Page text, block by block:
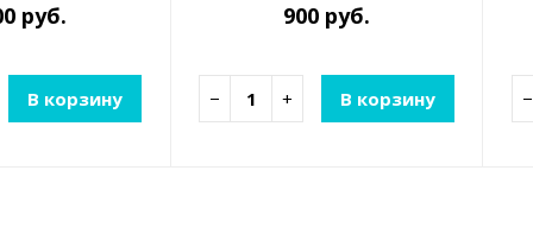
руб.
В корзину
900 руб.
− + В корзину −